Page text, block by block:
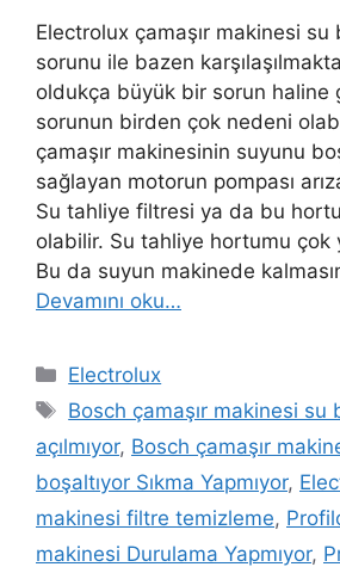
Electrolux çamaşır makinesi su
sorunu ile bazen
oldukça büyük bir sorun haline
sorunun birden çok nedeni
çamaşır makinesinin suyunu
sağlayan motorun pompası
Su tahliye filtresi ya da bu
olabilir. Su tahliye hortumu çok
Bu da suyun makinede
Devamını oku…
Kategoriler
Electrolux
Etiketler
Bosch çamaşır makinesi su
açılmıyor, Bosch çamaşır
boşaltıyor Sıkma Yapmıyor,
makinesi filtre temizleme,
makinesi Durulama Yapmıyor,